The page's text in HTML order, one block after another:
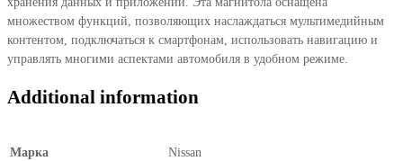
множеством функций, позволяющих наслаждаться мультимедийным
контентом, подключаться к смартфонам, использовать навигацию и
управлять многими аспектами автомобиля в удобном режиме.
Additional information
Марка Nissan